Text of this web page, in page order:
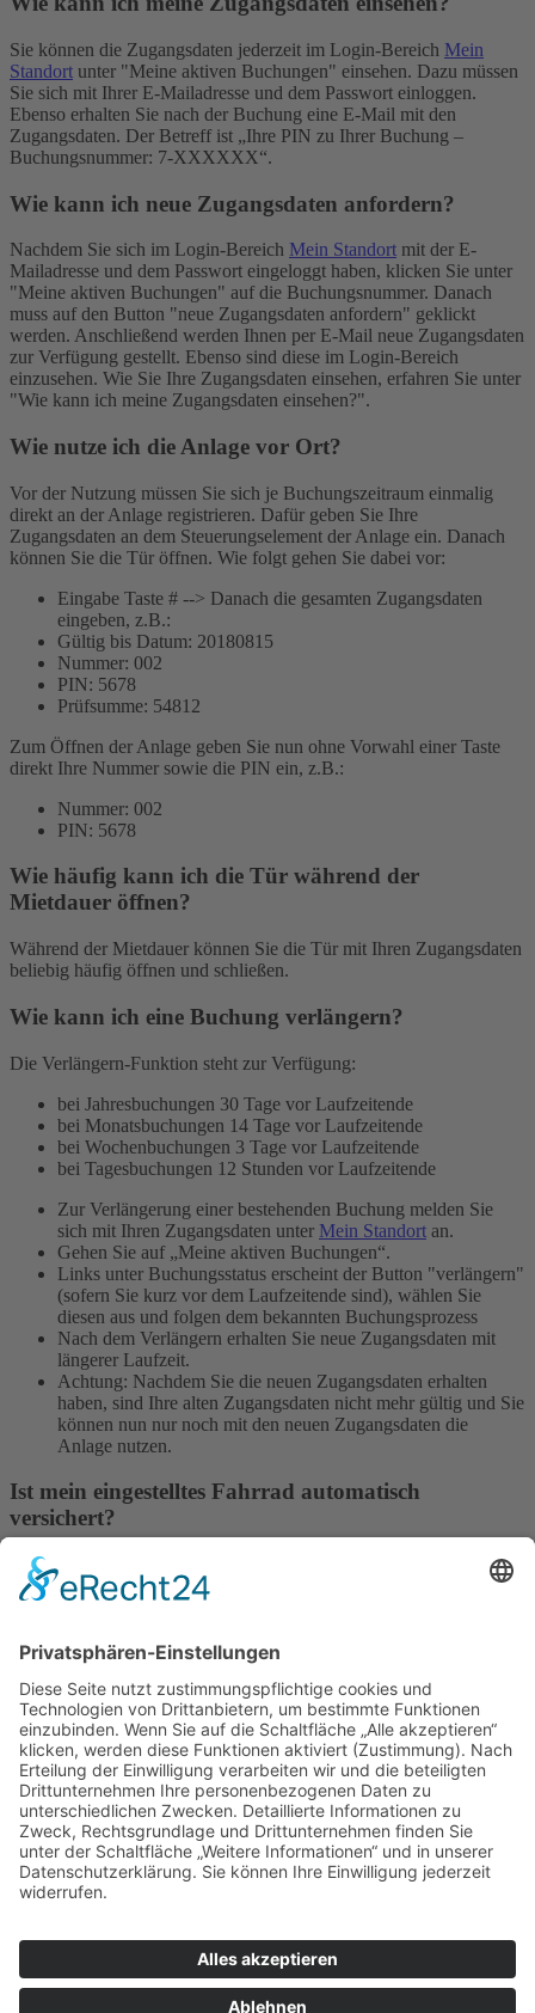
Sie können die Zugangsdaten jederzeit im Login-Bereich Mein
Standort unter "Meine aktiven Buchungen" einsehen. Dazu müssen
Sie sich mit Ihrer E-Mailadresse und dem Passwort einloggen.
Ebenso erhalten Sie nach der Buchung eine E-Mail mit den
Zugangsdaten. Der Betreff ist „Ihre PIN zu Ihrer Buchung –
Buchungsnummer: 7-XXXXXX“.
Wie kann ich neue Zugangsdaten anfordern?
Nachdem Sie sich im Login-Bereich Mein Standort mit der E-
Mailadresse und dem Passwort eingeloggt haben, klicken Sie unter
"Meine aktiven Buchungen" auf die Buchungsnummer. Danach
muss auf den Button "neue Zugangsdaten anfordern" geklickt
werden. Anschließend werden Ihnen per E-Mail neue Zugangsdaten
zur Verfügung gestellt. Ebenso sind diese im Login-Bereich
einzusehen. Wie Sie Ihre Zugangsdaten einsehen, erfahren Sie unter
"Wie kann ich meine Zugangsdaten einsehen?".
Wie nutze ich die Anlage vor Ort?
Vor der Nutzung müssen Sie sich je Buchungszeitraum einmalig
direkt an der Anlage registrieren. Dafür geben Sie Ihre
Zugangsdaten an dem Steuerungselement der Anlage ein. Danach
können Sie die Tür öffnen. Wie folgt gehen Sie dabei vor:
Eingabe Taste # --> Danach die gesamten Zugangsdaten
eingeben, z.B.:
Gültig bis Datum: 20180815
Nummer: 002
PIN: 5678
Prüfsumme: 54812
Zum Öffnen der Anlage geben Sie nun ohne Vorwahl einer Taste
direkt Ihre Nummer sowie die PIN ein, z.B.:
Nummer: 002
PIN: 5678
Wie häufig kann ich die Tür während der
Mietdauer öffnen?
Während der Mietdauer können Sie die Tür mit Ihren Zugangsdaten
beliebig häufig öffnen und schließen.
Wie kann ich eine Buchung verlängern?
Die Verlängern-Funktion steht zur Verfügung:
bei Jahresbuchungen 30 Tage vor Laufzeitende
bei Monatsbuchungen 14 Tage vor Laufzeitende
bei Wochenbuchungen 3 Tage vor Laufzeitende
bei Tagesbuchungen 12 Stunden vor Laufzeitende
Zur Verlängerung einer bestehenden Buchung melden Sie
sich mit Ihren Zugangsdaten unter Mein Standort an.
Gehen Sie auf „Meine aktiven Buchungen“.
Links unter Buchungsstatus erscheint der Button "verlängern"
(sofern Sie kurz vor dem Laufzeitende sind), wählen Sie
diesen aus und folgen dem bekannten Buchungsprozess
Nach dem Verlängern erhalten Sie neue Zugangsdaten mit
längerer Laufzeit.
Achtung: Nachdem Sie die neuen Zugangsdaten erhalten
haben, sind Ihre alten Zugangsdaten nicht mehr gültig und Sie
können nun nur noch mit den neuen Zugangsdaten die
Anlage nutzen.
Ist mein eingestelltes Fahrrad automatisch
versichert?
Nein, Ihr Fahrrad ist nicht automatisch versichert. Die Kienzler
Stadtmobiliar GmbH haftet nicht für gestohlene Gegenstände oder
anderweitige Beschädigungen.
Tipp: Prüfen Sie Ihre bestehenden Versicherungen.
Wer macht was?
Die Anlage ist Eigentum der Kommune. Bei grundsätzlichen
Fragen zur Anlage in Ihrem Ort wenden Sie sich also bitte an
Ihre Kommune.
Die Firma Kienzler Stadtmobiliar kümmert sich im Auftrag
der Kommune um die Vermietung, ist Vertragspartner und
Zahlungsempfänger. Haben Sie technische Fragen oder
Probleme bei Buchung, Nutzung oder Bezahlung, hilft also
dieFirma Kienzler
Datenschutzerklärung